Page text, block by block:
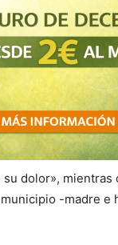
su dolor»,
-madre e